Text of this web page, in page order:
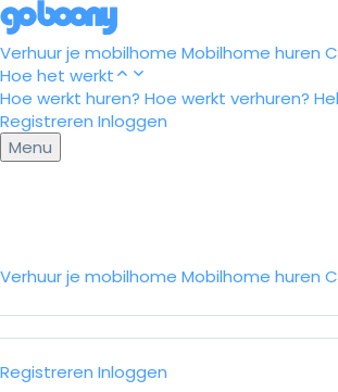
Verhuur je mobilhome Mobilhome huren
Hoe het werkt
Hoe werkt huren? Hoe werkt verhuren?
Registreren Inloggen
Menu
Verhuur je mobilhome Mobilhome huren
Registreren Inloggen